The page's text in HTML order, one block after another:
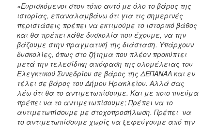
«Ευρισκόμενοι στον τόπο αυτό με όλο το βάρος της
ιστορίας, επαναλαμβάνω ότι για τις σημερινές
περιστάσεις πρέπει να εκτιμούμε το ιστορικό βάθος
και θα πρέπει κάθε δυσκολία που έχουμε, να την
βάζουμε στην πραγματική της διάσταση. Υπάρχουν
δυσκολίες, όπως στο ζήτημα που πλέον προκύπτει
μετά την τελεσίδικη απόφαση της ολομέλειας του
Ελεγκτικού Συνεδρίου σε βάρος της ΔΕΠΑΝΑΛ και εν
τέλει σε βάρος του Δήμου Ηρακλείου. Αλλά σας
λέω ότι θα το αντιμετωπίσουμε. Και με ποιο πνεύμα
πρέπει να το αντιμετωπίσουμε; Πρέπει να το
αντιμετωπίσουμε με στοχοπροσήλωση. Πρέπει να
το αντιμετωπίσουμε χωρίς να ξεφεύγουμε από την